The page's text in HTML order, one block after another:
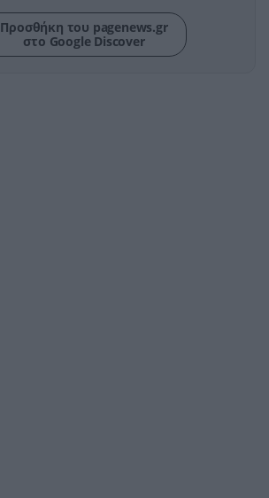
Προσθήκη του pagenews.gr
στο Google Discover